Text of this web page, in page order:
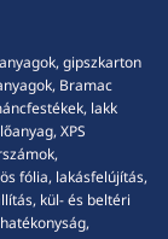
gipszkarton
Bramac
lakk
XPS
fólia, lakásfelújítás,
kül- és beltéri